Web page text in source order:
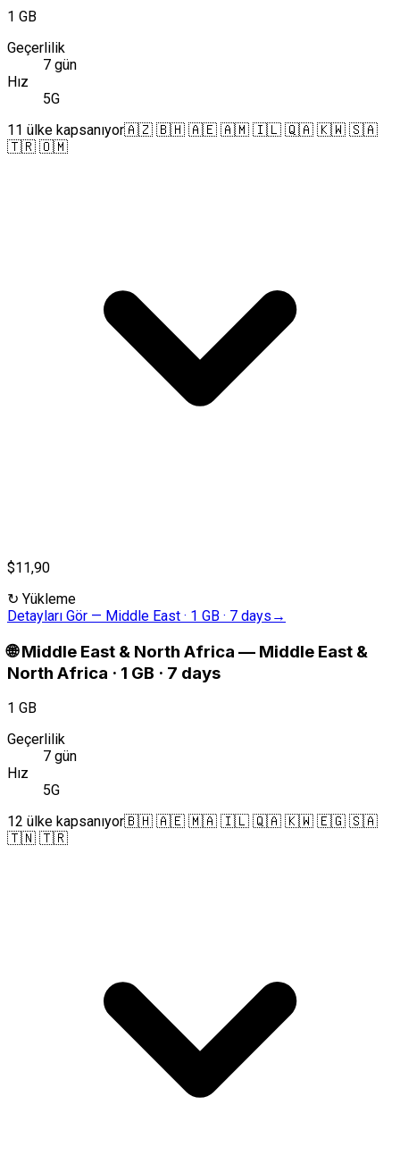
1 GB
Geçerlilik
7 gün
Hız
5G
11 ülke kapsanıyor🇦🇿 🇧🇭 🇦🇪 🇦🇲 🇮🇱 🇶🇦 🇰🇼 🇸🇦
🇹🇷 🇴🇲
$11,90
↻ Yükleme
Detayları Gör — Middle East · 1 GB · 7 days →
🌐 Middle East & North Africa — Middle East &
North Africa · 1 GB · 7 days
1 GB
Geçerlilik
7 gün
Hız
5G
12 ülke kapsanıyor🇧🇭 🇦🇪 🇲🇦 🇮🇱 🇶🇦 🇰🇼 🇪🇬 🇸🇦
🇹🇳 🇹🇷